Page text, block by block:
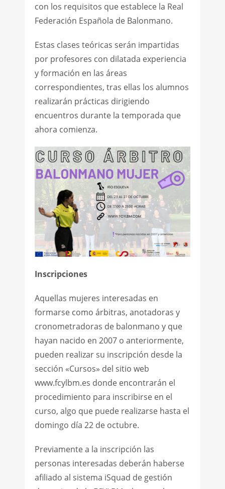
con los requisitos que establece la Real
Federación Española de Balonmano.
Estas clases teóricas serán impartidas
por profesores con dilatada experiencia
y formación en las áreas
correspondientes, tras ellas los alumnos
realizarán prácticas dirigiendo
encuentros durante la temporada que
ahora comienza.
Inscripciones
Aquellas mujeres interesadas en
formarse como árbitras, anotadoras y
cronometradoras de balonmano y que
hayan nacido en 2007 o anteriormente,
pueden realizar su inscripción desde la
sección «Cursos» del sitio web
www.fcylbm.es donde encontrarán el
procedimiento para inscribirse en el
curso, algo que puede realizarse hasta el
domingo día 22 de octubre.
Previamente a la inscripción las
personas interesadas deberán haberse
afiliado al sistema iSquad de gestión